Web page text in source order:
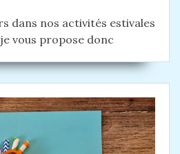
dans nos activités estivales
vous propose donc